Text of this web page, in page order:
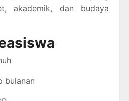
akademik, dan budaya
bulanan